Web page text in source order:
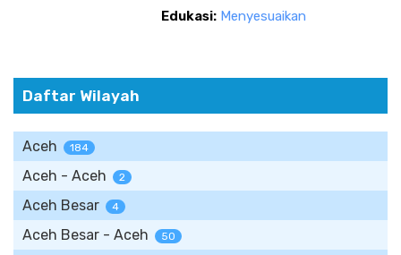
Edukasi: Menyesuaikan
Daftar Wilayah
Aceh 184
Aceh - Aceh 2
Aceh Besar 4
Aceh Besar - Aceh 50